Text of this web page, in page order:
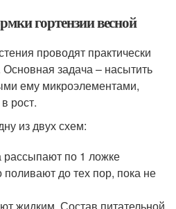
гортензии весной
проводят практически
Основная задача – насытить
ему микроэлементами,
рост.
из двух схем:
рассыпают по 1 ложке
до тех пор, пока не